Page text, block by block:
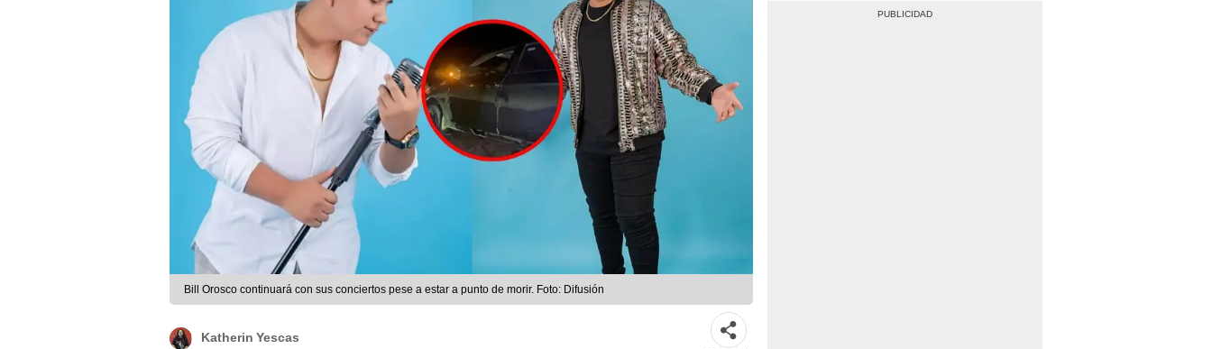
Bill Orosco continuará con sus conciertos pese a estar a punto de morir. Foto: Difusión
Katherin Yescas